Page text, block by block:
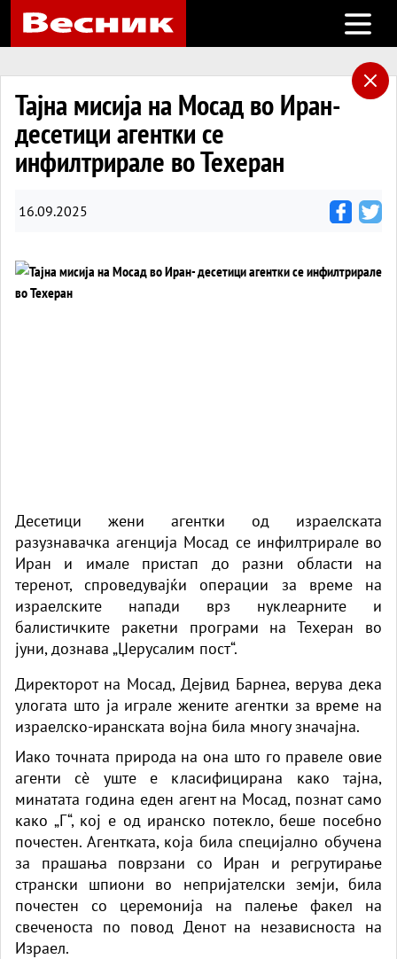
Open
Тајна мисија на Мосад во Иран-
десетици агентки се
инфилтрирале во Техеран
16.09.2025
Десетици жени агентки од израелската
разузнавачка агенција Мосад се инфилтрирале во
Иран и имале пристап до разни области на
теренот, спроведувајќи операции за време на
израелските напади врз нуклеарните и
балистичките ракетни програми на Техеран во
јуни, дознава „Џерусалим пост“.
Директорот на Мосад, Дејвид Барнеа, верува дека
улогата што ја играле жените агентки за време на
израелско-иранската војна била многу значајна.
Иако точната природа на она што го правеле овие
агенти сè уште е класифицирана како тајна,
минатата година еден агент на Мосад, познат само
како „Г“, кој е од иранско потекло, беше посебно
почестен. Агентката, која била специјално обучена
за прашања поврзани со Иран и регрутирање
странски шпиони во непријателски земји, била
почестен со церемонија на палење факел на
свеченоста по повод Денот на независноста на
Израел.